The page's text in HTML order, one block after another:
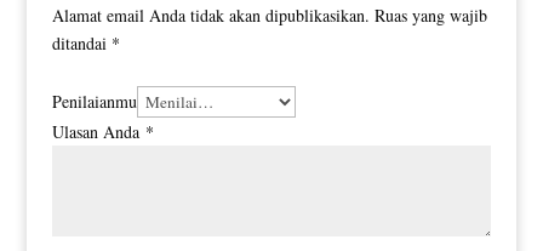
Alamat email Anda tidak akan dipublikasikan. Ruas yang wajib
ditandai *
Penilaianmu
Ulasan Anda *